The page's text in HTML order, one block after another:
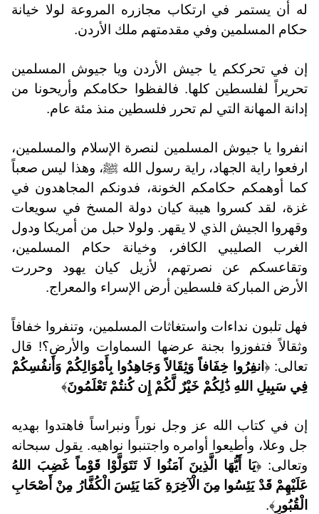
له أن يستمر في ارتكاب مجازره المروعة لولا خيانة
حكام المسلمين وفي مقدمتهم ملك الأردن.
إن في تحرككم يا جيش الأردن ويا جيوش المسلمين
تحريراً لفلسطين كلها. فالفظوا حكامكم وأريحونا من
إدانة المهانة التي لم تحرر فلسطين منذ مئة عام.
انفروا يا جيوش المسلمين لنصرة الإسلام والمسلمين،
ارفعوا راية الجهاد، راية رسول الله ﷺ، وهذا ليس صعباً
كما أوهمكم حكامكم الخونة، فدونكم المجاهدون في
غزة، لقد كسروا هيبة كيان دولة المسخ في سويعات
وقهروا الجيش الذي لا يقهر. ولولا حبل من أمريكا ودول
الغرب الصليبي الكافر، وخيانة حكام المسلمين،
وتقاعسكم عن نصرتهم، لأزيل كيان يهود وحررت
الأرض المباركة فلسطين أرض الإسراء والمعراج.
فهل تلبون نداءات واستغاثات المسلمين، وتنفروا خفافاً
وثقالاً فتفوزوا بجنة عرضها السماوات والأرض؟! قال
تعالى: ﴿انفِرُوا خِفَافاً وَثِقَالاً وَجَاهِدُوا بِأَمْوَالِكُمْ وَأَنفُسِكُمْ
فِي سَبِيلِ اللهِ ذَٰلِكُمْ خَيْرٌ لَّكُمْ إِن كُنتُمْ تَعْلَمُونَ﴾
إن في كتاب الله عز وجل نوراً ونبراساً فاهتدوا بهديه
جل وعلا، وأطيعوا أوامره واجتنبوا نواهيه. يقول سبحانه
وتعالى: ﴿يَا أَيُّهَا الَّذِينَ آمَنُوا لَا تَتَوَلَّوْا قَوْماً غَضِبَ اللهُ
عَلَيْهِمْ قَدْ يَئِسُوا مِنَ الْآخِرَةِ كَمَا يَئِسَ الْكُفَّارُ مِنْ أَصْحَابِ
الْقُبُورِ ﴾.